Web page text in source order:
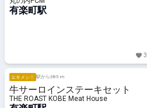
有楽町駅
3
エキメシ！ 駅から385 m
牛サーロインステーキセット
THE ROAST KOBE Meat House